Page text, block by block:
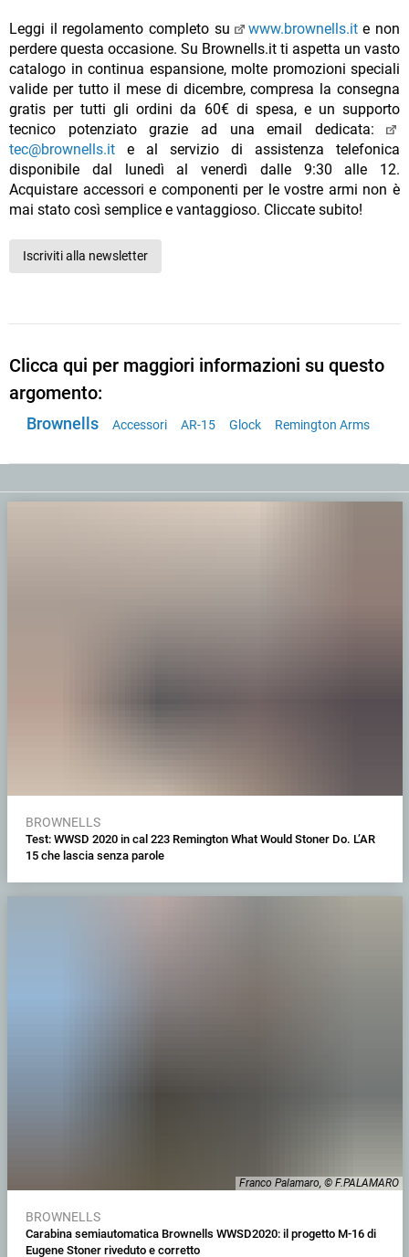
Leggi il regolamento completo su www.brownells.ite non
perdere questa occasione. Su Brownells.it ti aspetta un vasto
catalogo in continua espansione, molte promozioni speciali
valide per tutto il mese di dicembre, compresa la consegna
gratis per tutti gli ordini da 60€ di spesa, e un supporto
tecnico potenziato grazie ad una email dedicata:
tec@brownells.it e al servizio di assistenza telefonica
disponibile dal lunedì al venerdì dalle 9:30 alle 12.
Acquistare accessori e componenti per le vostre armi non è
mai stato così semplice e vantaggioso. Cliccate subito!
Iscriviti alla newsletter
Clicca qui per maggiori informazioni su questo
argomento:
Brownells Accessori AR-15 Glock Remington Arms
BROWNELLS
Test: WWSD 2020 in cal 223 Remington What Would Stoner Do. L’AR
15 che lascia senza parole
Franco Palamaro, © F.PALAMARO
BROWNELLS
Carabina semiautomatica Brownells WWSD2020: il progetto M-16 di
Eugene Stoner riveduto e corretto